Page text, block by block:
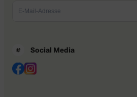
Social Media